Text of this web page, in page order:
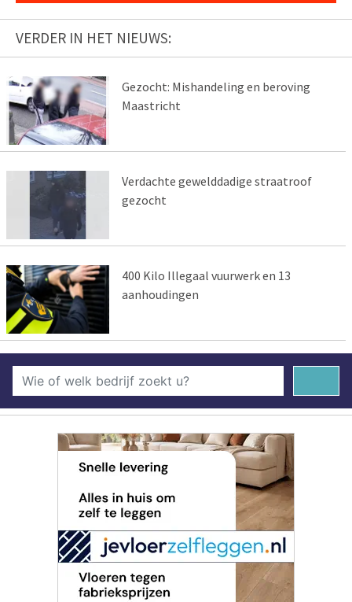
VERDER IN HET NIEUWS:
Gezocht: Mishandeling en beroving
Maastricht
Verdachte gewelddadige straatroof
gezocht
400 Kilo Illegaal vuurwerk en 13
aanhoudingen